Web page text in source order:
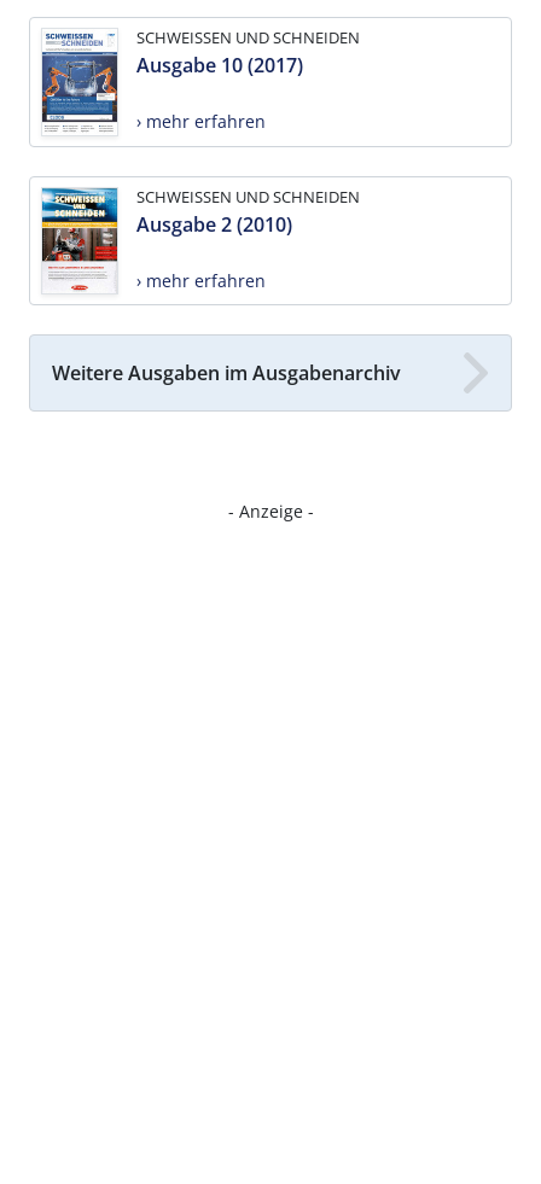
SCHWEISSEN UND SCHNEIDEN
Ausgabe 10 (2017)
› mehr erfahren
SCHWEISSEN UND SCHNEIDEN
Ausgabe 2 (2010)
› mehr erfahren
Weitere Ausgaben im Ausgabenarchiv
- Anzeige -